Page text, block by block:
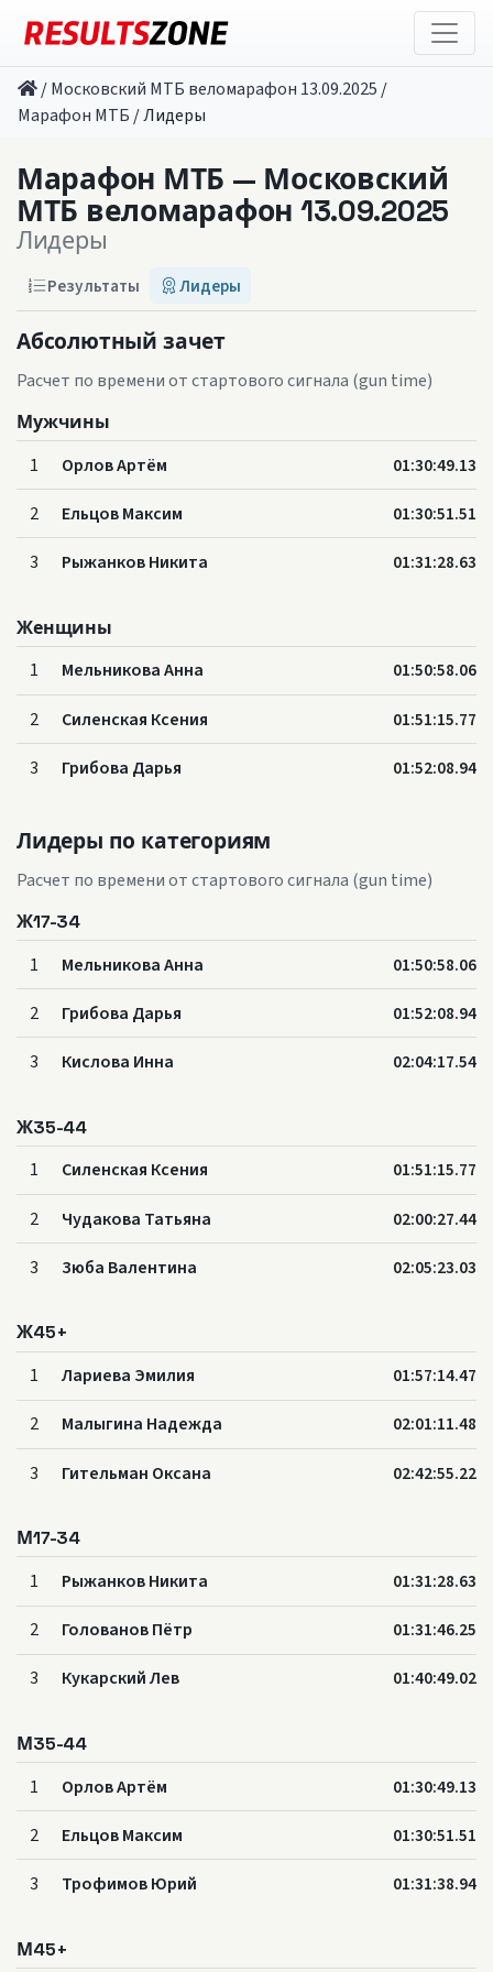
/Московский МТБ веломарафон 13.09.2025 /
Марафон МТБ /Лидеры
Марафон МТБ — Московский
МТБ веломарафон 13.09.2025
Лидеры
Результаты Лидеры
Абсолютный зачет
Расчет по времени от стартового сигнала (gun time)
Мужчины
1 Орлов Артём 01:30:49.13
2 Ельцов Максим 01:30:51.51
3 Рыжанков Никита 01:31:28.63
Женщины
1 Мельникова Анна 01:50:58.06
2 Силенская Ксения 01:51:15.77
3 Грибова Дарья 01:52:08.94
Лидеры по категориям
Расчет по времени от стартового сигнала (gun time)
Ж17-34
1 Мельникова Анна 01:50:58.06
2 Грибова Дарья 01:52:08.94
3 Кислова Инна 02:04:17.54
Ж35-44
1 Силенская Ксения 01:51:15.77
2 Чудакова Татьяна 02:00:27.44
3 Зюба Валентина 02:05:23.03
Ж45+
1 Лариева Эмилия 01:57:14.47
2 Малыгина Надежда 02:01:11.48
3 Гительман Оксана 02:42:55.22
М17-34
1 Рыжанков Никита 01:31:28.63
2 Голованов Пётр 01:31:46.25
3 Кукарский Лев 01:40:49.02
М35-44
1 Орлов Артём 01:30:49.13
2 Ельцов Максим 01:30:51.51
3 Трофимов Юрий 01:31:38.94
М45+